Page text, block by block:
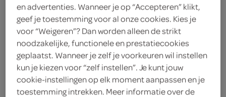
Let op: aanbiedingen zijn niet zichtbaar bij de
producten, maar worden wél automatisch
verwerkt in de winkelmand.
superfruitmix
en advertenties. Wanneer je op “Accepteren” klikt,
geef je toestemming voor al onze cookies. Kies je
voor “Weigeren”? Dan worden alleen de strikt
noodzakelijke, functionele en prestatiecookies
geplaatst. Wanneer je zelf je voorkeuren wil instellen
kun je kiezen voor “zelf instellen”. Je kunt jouw
cookie-instellingen op elk moment aanpassen en je
toestemming intrekken. Meer informatie over de